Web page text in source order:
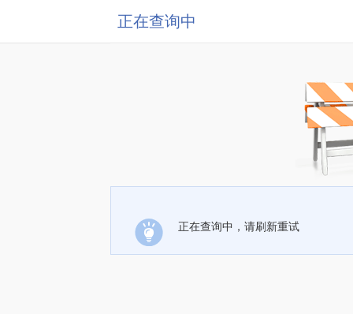
正在查询中
正在查询中，请刷新重试